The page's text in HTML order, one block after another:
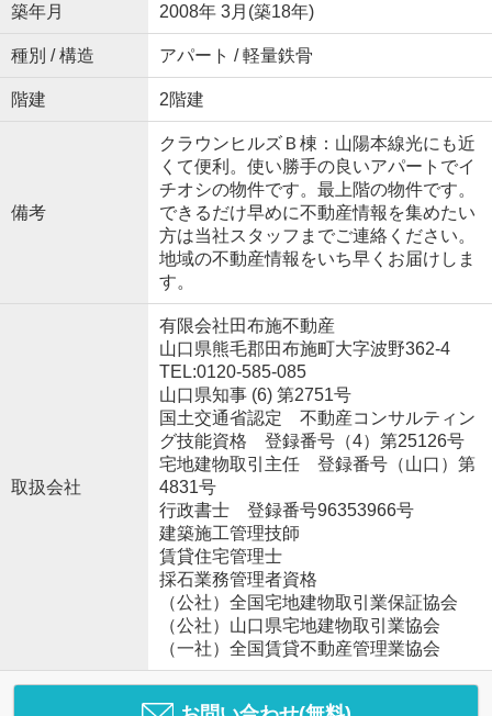
築年月 2008年 3月(築18年)
種別 / 構造 アパート / 軽量鉄骨
階建 2階建
備考
クラウンヒルズＢ棟：山陽本線光にも近
くて便利。使い勝手の良いアパートでイ
チオシの物件です。最上階の物件です。
できるだけ早めに不動産情報を集めたい
方は当社スタッフまでご連絡ください。
地域の不動産情報をいち早くお届けしま
す。
取扱会社
有限会社田布施不動産
山口県熊毛郡田布施町大字波野362-4
TEL:0120-585-085
山口県知事 (6) 第2751号
国土交通省認定 不動産コンサルティン
グ技能資格 登録番号（4）第25126号
宅地建物取引主任 登録番号（山口）第
4831号
行政書士 登録番号96353966号
建築施工管理技師
賃貸住宅管理士
採石業務管理者資格
（公社）全国宅地建物取引業保証協会
（公社）山口県宅地建物取引業協会
（一社）全国賃貸不動産管理業協会